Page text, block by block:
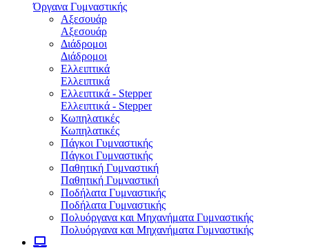
Όργανα Γυμναστικής
Αξεσουάρ
Αξεσουάρ
Διάδρομοι
Διάδρομοι
Ελλειπτικά
Ελλειπτικά
Ελλειπτικά - Stepper
Ελλειπτικά - Stepper
Κωπηλατικές
Κωπηλατικές
Πάγκοι Γυμναστικής
Πάγκοι Γυμναστικής
Παθητική Γυμναστική
Παθητική Γυμναστική
Ποδήλατα Γυμναστικής
Ποδήλατα Γυμναστικής
Πολυόργανα και Μηχανήματα Γυμναστικής
Πολυόργανα και Μηχανήματα Γυμναστικής